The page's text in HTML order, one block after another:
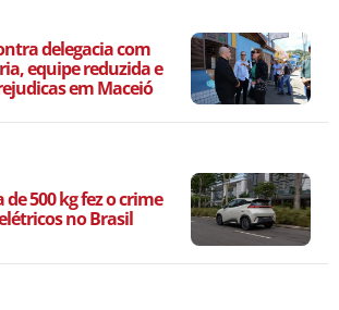
delegacia com
equipe reduzida e
em Maceió
500 kg fez o crime
no Brasil